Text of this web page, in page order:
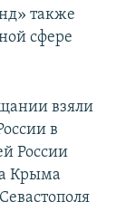
также
сфере
взяли
в
России
Крыма